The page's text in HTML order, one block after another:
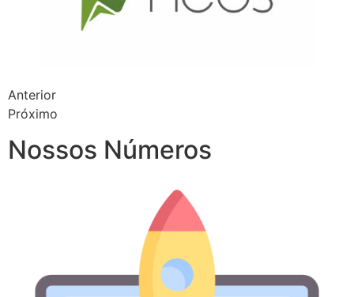
Anterior
Próximo
Nossos Números